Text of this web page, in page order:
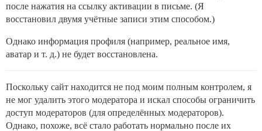
после нажатия на ссылку активации в письме. (Я
восстановил двумя учётные записи этим способом.)
Однако информация профиля (например, реальное имя,
аватар и т. д.) не будет восстановлена.
Поскольку сайт находится не под моим полным контролем, я
не мог удалить этого модератора и искал способы ограничить
доступ модераторов (для определённых модераторов).
Однако, похоже, всё стало работать нормально после их